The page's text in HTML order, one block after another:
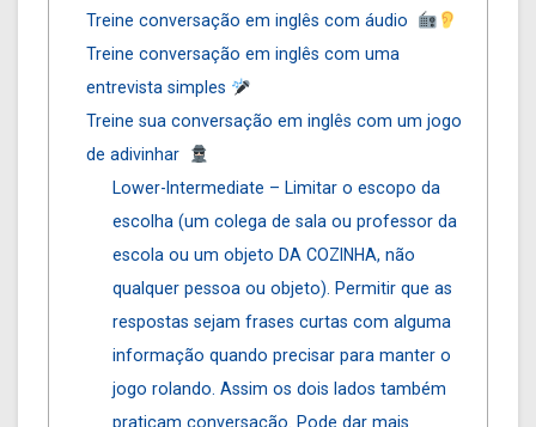
Treine conversação em inglês com áudio
Treine conversação em inglês com uma
entrevista simples
Treine sua conversação em inglês com um jogo
de adivinhar
Lower-Intermediate – Limitar o escopo da
escolha (um colega de sala ou professor da
escola ou um objeto DA COZINHA, não
qualquer pessoa ou objeto). Permitir que as
respostas sejam frases curtas com alguma
informação quando precisar para manter o
jogo rolando. Assim os dois lados também
praticam conversação. Pode dar mais